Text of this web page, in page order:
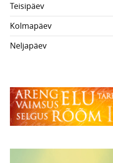
Teisipäev
Kolmapäev
Neljapäev